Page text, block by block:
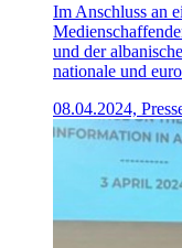
Im Anschluss an
und der
nationale und
08.04.2024,